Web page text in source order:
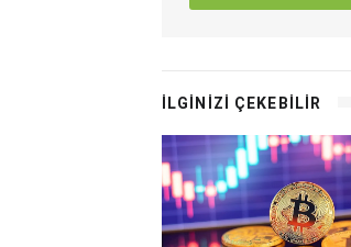
İLGİNİZİ ÇEKEBİLİR